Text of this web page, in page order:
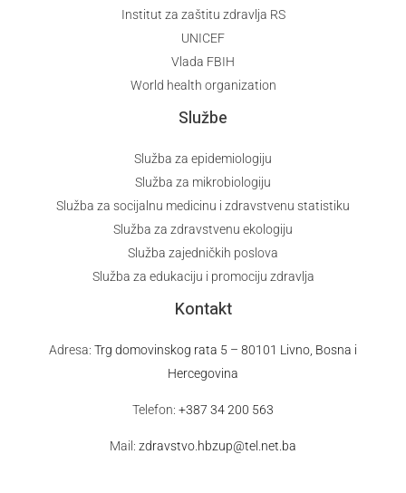
Institut za zaštitu zdravlja RS
UNICEF
Vlada FBIH
World health organization
Službe
Služba za epidemiologiju
Služba za mikrobiologiju
Služba za socijalnu medicinu i zdravstvenu statistiku
Služba za zdravstvenu ekologiju
Služba zajedničkih poslova
Služba za edukaciju i promociju zdravlja
Kontakt
Adresa: Trg domovinskog rata 5 – 80101 Livno, Bosna i
Hercegovina
Telefon: +387 34 200 563
Mail: zdravstvo.hbzup@tel.net.ba